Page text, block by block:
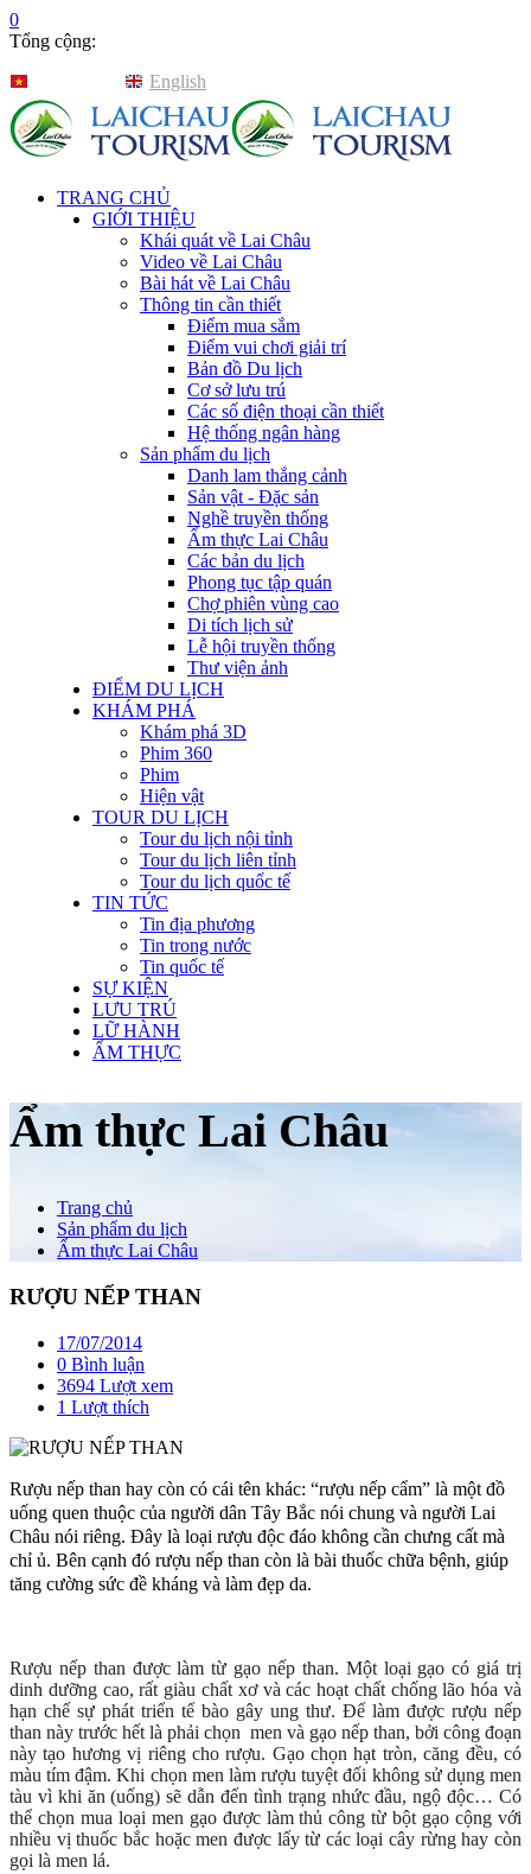
0
Tổng cộng:
English
TRANG CHỦ
GIỚI THIỆU
Khái quát về Lai Châu
Video về Lai Châu
Bài hát về Lai Châu
Thông tin cần thiết
Điểm mua sắm
Điểm vui chơi giải trí
Bản đồ Du lịch
Cơ sở lưu trú
Các số điện thoại cần thiết
Hệ thống ngân hàng
Sản phẩm du lịch
Danh lam thắng cảnh
Sản vật - Đặc sản
Nghề truyền thống
Ẩm thực Lai Châu
Các bản du lịch
Phong tục tập quán
Chợ phiên vùng cao
Di tích lịch sử
Lễ hội truyền thống
Thư viện ảnh
ĐIỂM DU LỊCH
KHÁM PHÁ
Khám phá 3D
Phim 360
Phim
Hiện vật
TOUR DU LỊCH
Tour du lịch nội tỉnh
Tour du lịch liên tỉnh
Tour du lịch quốc tế
TIN TỨC
Tin địa phương
Tin trong nước
Tin quốc tế
SỰ KIỆN
LƯU TRÚ
LỮ HÀNH
ẨM THỰC
Ẩm thực Lai Châu
Trang chủ
Sản phẩm du lịch
Ẩm thực Lai Châu
RƯỢU NẾP THAN
17/07/2014
0 Bình luận
3694 Lượt xem
1 Lượt thích
Rượu nếp than hay còn có cái tên khác: “rượu nếp cẩm” là một đồ
uống quen thuộc của người dân Tây Bắc nói chung và người Lai
Châu nói riêng. Đây là loại rượu độc đáo không cần chưng cất mà
chỉ ủ. Bên cạnh đó rượu nếp than còn là bài thuốc chữa bệnh, giúp
tăng cường sức đề kháng và làm đẹp da.
Rượu nếp than được làm từ gạo nếp than. Một loại gạo có giá trị
dinh dưỡng cao, rất giàu chất xơ và các hoạt chất chống lão hóa và
hạn chế sự phát triển tế bào gây ung thư. Để làm được rượu nếp
than này trước hết là phải chọn men và gạo nếp than, bởi công đoạn
này tạo hương vị riêng cho rượu. Gạo chọn hạt tròn, căng đều, có
màu tím đậm. Khi chọn men làm rượu tuyệt đối không sử dụng men
tàu vì khi ăn (uống) sẽ dẫn đến tình trạng nhức đầu, ngộ độc… Có
thể chọn mua loại men gạo được làm thủ công từ bột gạo cộng với
nhiều vị thuốc bắc hoặc men được lấy từ các loại cây rừng hay còn
gọi là men lá.